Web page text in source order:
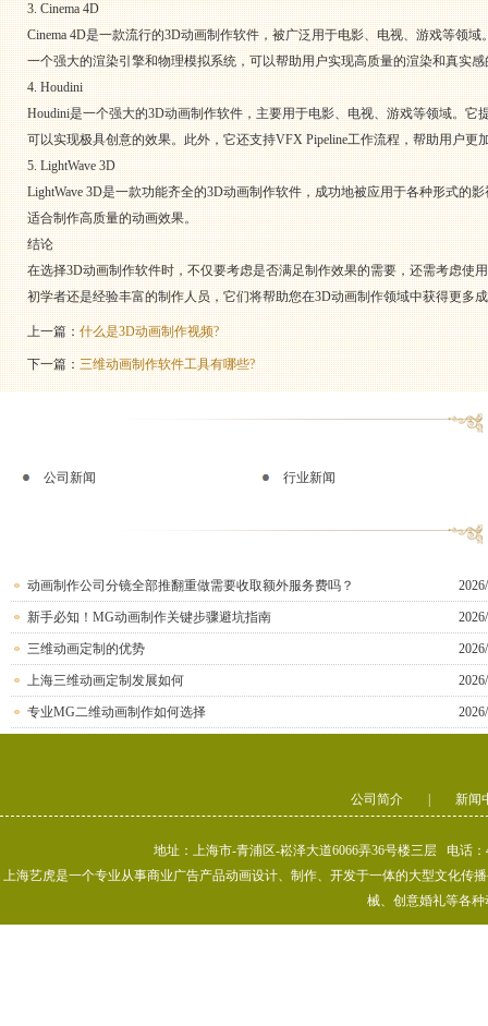
3. Cinema 4D
Cinema 4D是一款流行的3D动画制作软件，被广泛用于电影、电视、游戏等领
一个强大的渲染引擎和物理模拟系统，可以帮助用户实现高质量的渲染和真实
4. Houdini
Houdini是一个强大的3D动画制作软件，主要用于电影、电视、游戏等领域。
可以实现极具创意的效果。此外，它还支持VFX Pipeline工作流程，帮助用户更
5. LightWave 3D
LightWave 3D是一款功能齐全的3D动画制作软件，成功地被应用于各种形式
适合制作高质量的动画效果。
结论
在选择3D动画制作软件时，不仅要考虑是否满足制作效果的需要，还需考虑
初学者还是经验丰富的制作人员，它们将帮助您在3D动画制作领域中获得更多
上一篇：什么是3D动画制作视频?
下一篇：三维动画制作软件工具有哪些?
公司新闻 行业新闻
动画制作公司分镜全部推翻重做需要收取额外服务费吗？
新手必知！MG动画制作关键步骤避坑指南
三维动画定制的优势
上海三维动画定制发展如何
专业MG二维动画制作如何选择
公司简介 新闻
地址：上海市-青浦区-崧泽大道6066弄36号楼三层 电话
上海艺虎是一个专业从事商业广告产品动画设计、制作、开发于一体的大型文化传
械、创意婚礼等各